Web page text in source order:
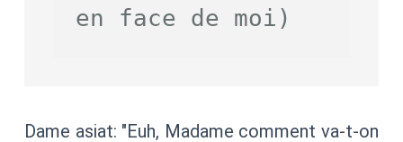
en face de moi)
Dame asiat: "Euh, Madame comment va-t-on